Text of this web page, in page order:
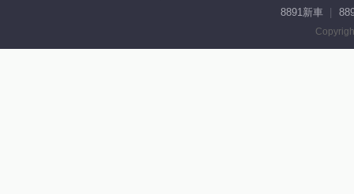
8891新車